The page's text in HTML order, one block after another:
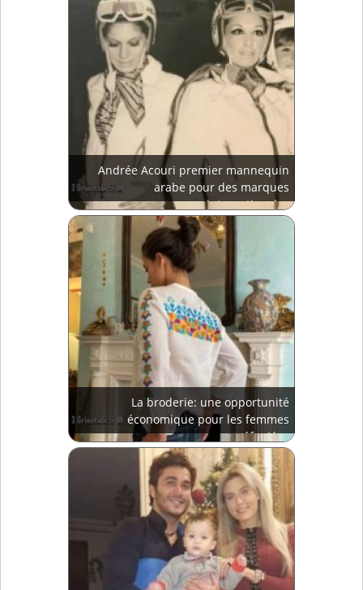
Andrée Acouri premier mannequin
arabe pour des marques
internationales
La broderie: une opportunité
économique pour les femmes
réfugiées